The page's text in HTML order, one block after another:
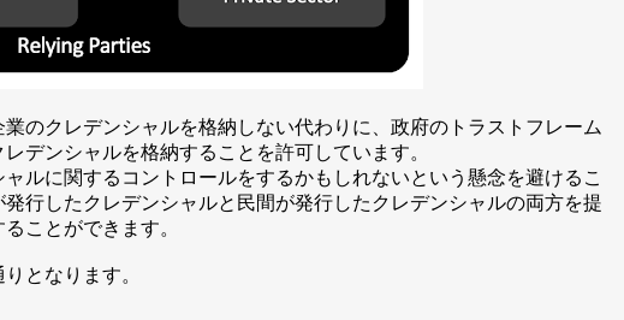
のクレデンシャルを格納しない代わりに、政府のトラストフレーム
デンシャルを格納することを許可しています。
ルに関するコントロールをするかもしれないという懸念を避けるこ
行したクレデンシャルと民間が発行したクレデンシャルの両方を提
ことができます。
となります。